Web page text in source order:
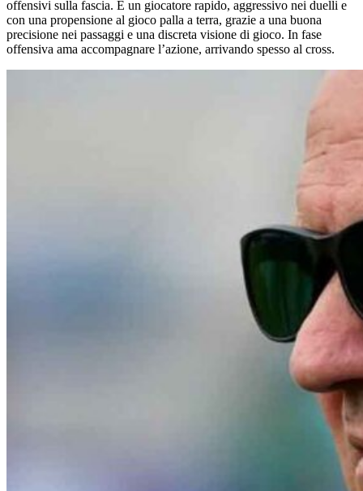
offensivi sulla fascia. È un giocatore rapido, aggressivo nei duelli e
con una propensione al gioco palla a terra, grazie a una buona
precisione nei passaggi e una discreta visione di gioco. In fase
offensiva ama accompagnare l’azione, arrivando spesso al cross.